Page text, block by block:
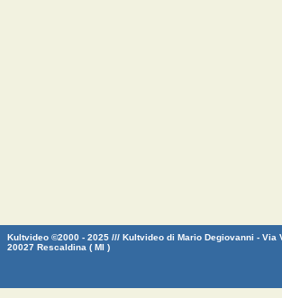
Kultvideo ©2000 - 2025 /// Kultvideo di Mario Degiovanni - Via
20027 Rescaldina ( MI )